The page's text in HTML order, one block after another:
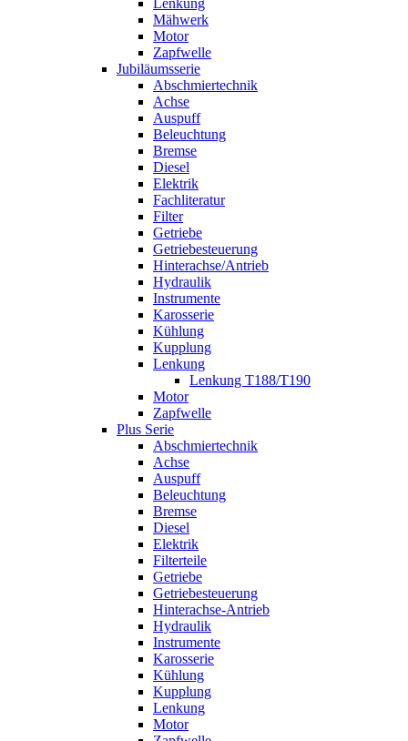
Lenkung
Mähwerk
Motor
Zapfwelle
Jubiläumsserie
Abschmiertechnik
Achse
Auspuff
Beleuchtung
Bremse
Diesel
Elektrik
Fachliteratur
Filter
Getriebe
Getriebesteuerung
Hinterachse/Antrieb
Hydraulik
Instrumente
Karosserie
Kühlung
Kupplung
Lenkung
Lenkung T188/T190
Motor
Zapfwelle
Plus Serie
Abschmiertechnik
Achse
Auspuff
Beleuchtung
Bremse
Diesel
Elektrik
Filterteile
Getriebe
Getriebesteuerung
Hinterachse-Antrieb
Hydraulik
Instrumente
Karosserie
Kühlung
Kupplung
Lenkung
Motor